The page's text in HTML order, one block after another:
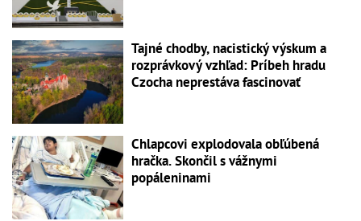
Tajné chodby, nacistický výskum a
rozprávkový vzhľad: Príbeh hradu
Czocha neprestáva fascinovať
Chlapcovi explodovala obľúbená
hračka. Skončil s vážnymi
popáleninami